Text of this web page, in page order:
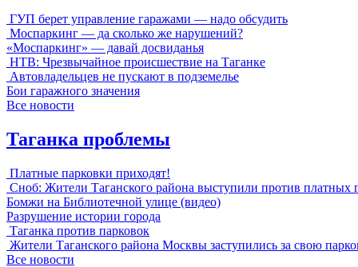
ГУП берет управление гаражами — надо обсудить
Моспаркинг — да сколько же нарушений?
«Моспаркинг» — давай досвиданья
НТВ: Чрезвычайное происшествие на Таганке
Автовладельцев не пускают в подземелье
Бои гаражного значения
Все новости
Таганка проблемы
Платные парковки приходят!
Сноб: Жители Таганского района выступили против платных
Бомжи на Библиотечной улице (видео)
Разрушение истории города
Таганка против парковок
Жители Таганского района Москвы заступились за свою
Все новости